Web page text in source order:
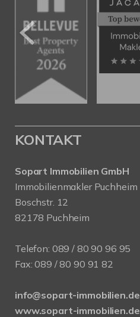
KONTAKT
Sopart Immobilien GmbH
Immobilienmakler Puchheim
Boschstr. 12
82178 Puchheim
Telefon: 089 / 80 90 96 95
Fax: 089 / 80 90 91 82
info@sopart-immobilien.de
www.sopart-immobilien.de